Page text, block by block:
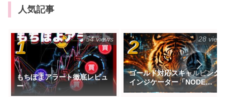
人気記事
もちぽよアラート徹底レビュ
ー
54 views
ゴールド対応スキャルピング
インジケーター「NODE
HUXTERノードハンター」を
28